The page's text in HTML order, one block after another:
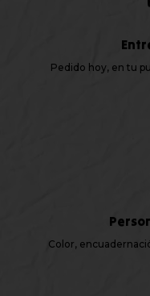
Pedido hoy, en tu
Color,